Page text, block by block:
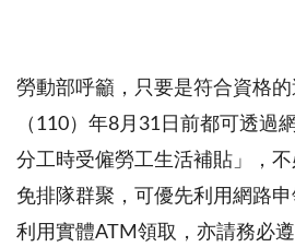
勞動部呼籲，只要是符合資格的
（ 110）年8月 31 日前都可透過
分工時受僱勞工生活補貼」，
免排隊群聚，可優先利用網路
利用實體ATM領取，亦請務必